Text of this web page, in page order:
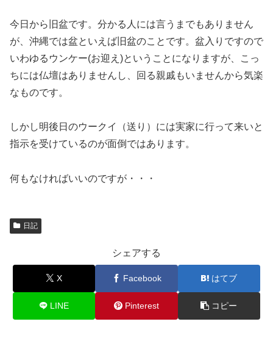
今日から旧盆です。分かる人には言うまでもありません
が、沖縄では盆といえば旧盆のことです。盆入りですので
いわゆるウンケー(お迎え)ということになりますが、こっ
ちには仏壇はありませんし、回る親戚もいませんから気楽
なものです。
しかし明後日のウークイ（送り）には実家に行って来いと
指示を受けているのが面倒ではあります。
何もなければいいのですが・・・
日記
シェアする
X Facebook はてブ
LINE Pinterest コピー